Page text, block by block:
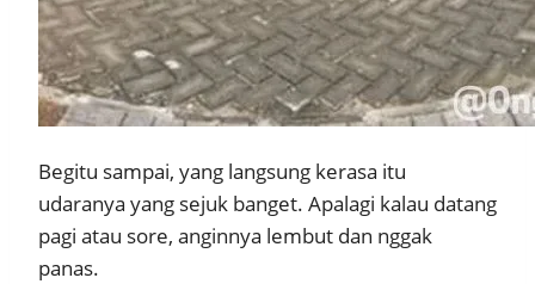
Begitu sampai, yang langsung kerasa itu
udaranya yang sejuk banget. Apalagi kalau datang
pagi atau sore, anginnya lembut dan nggak
panas.